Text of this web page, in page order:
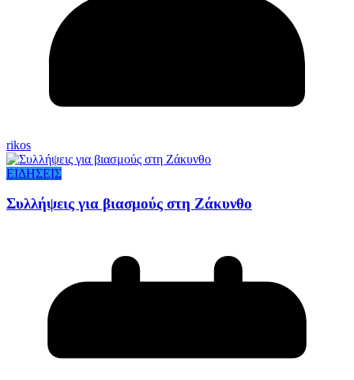
rikos
ΕΙΔΗΣΕΙΣ
Συλλήψεις για βιασμούς στη Ζάκυνθο